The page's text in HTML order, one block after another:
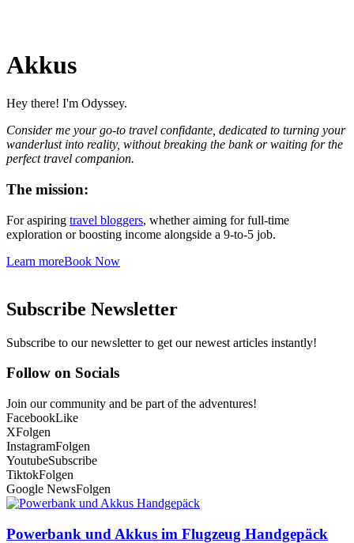
Akkus
Hey there! I'm Odyssey.
Consider me your go-to travel confidante, dedicated to turning your
wanderlust into reality, without breaking the bank or waiting for the
perfect travel companion.
The mission:
For aspiring travel bloggers, whether aiming for full-time
exploration or boosting income alongside a 9-to-5 job.
Learn moreBook Now
Subscribe Newsletter
Subscribe to our newsletter to get our newest articles instantly!
Follow on Socials
Join our community and be part of the adventures!
FacebookLike
XFolgen
InstagramFolgen
YoutubeSubscribe
TiktokFolgen
Google NewsFolgen
Powerbank und Akkus im Flugzeug Handgepäck